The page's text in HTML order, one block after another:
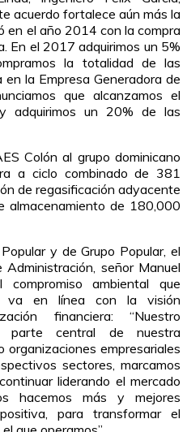
acuerdo fortalece aún más la
en el año 2014 con la compra
En el 2017 adquirimos un 5%
la totalidad de las
la Empresa Generadora de
que alcanzamos el
adquirimos un 20% de las
Colón al grupo dominicano
a ciclo combinado de 381
de regasificación adyacente
almacenamiento de 180,000
y de Grupo Popular, el
señor Manuel
ambiental que
va en línea con la visión
financiera: “Nuestro
parte central de nuestra
organizaciones empresariales
sectores, marcamos
liderando el mercado
hacemos más y mejores
para transformar el